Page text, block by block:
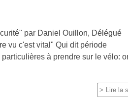
par Daniel Ouillon, Délégué
vu c'est vital" Qui dit période
à prendre sur le vélo:
Lire la